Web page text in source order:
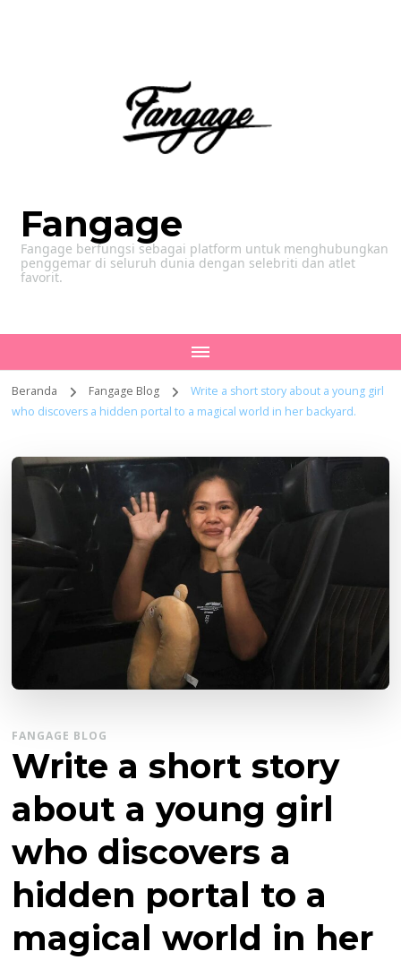
Fangage
Fangage berfungsi sebagai platform untuk menghubungkan
penggemar di seluruh dunia dengan selebriti dan atlet
favorit.
Beranda Fangage Blog
Write a short story about a young girl
who discovers a hidden portal to a magical world in her backyard.
FANGAGE BLOG
Write a short story
about a young girl
who discovers a
hidden portal to a
magical world in her